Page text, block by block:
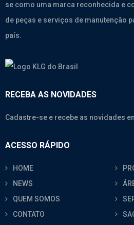
se como uma marca reconhecida e
de peças e serviços de manutenção
país.
RECEBA AS NOVIDADES
Cadastre-se e recebe as novidades
ACESSO RÁPIDO
HOME
NEWS
QUEM SOMOS
CONTATO